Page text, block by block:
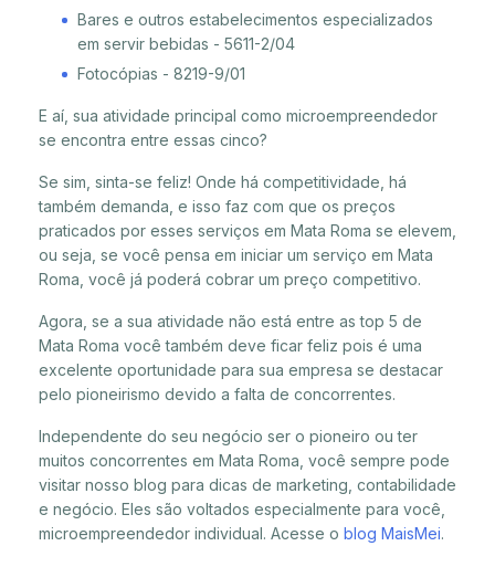
Bares e outros estabelecimentos especializados
em servir bebidas - 5611-2/04
Fotocópias - 8219-9/01
E aí, sua atividade principal como microempreendedor
se encontra entre essas cinco?
Se sim, sinta-se feliz! Onde há competitividade, há
também demanda, e isso faz com que os preços
praticados por esses serviços em Mata Roma se elevem,
ou seja, se você pensa em iniciar um serviço em Mata
Roma, você já poderá cobrar um preço competitivo.
Agora, se a sua atividade não está entre as top 5 de
Mata Roma você também deve ficar feliz pois é uma
excelente oportunidade para sua empresa se destacar
pelo pioneirismo devido a falta de concorrentes.
Independente do seu negócio ser o pioneiro ou ter
muitos concorrentes em Mata Roma, você sempre pode
visitar nosso blog para dicas de marketing, contabilidade
e negócio. Eles são voltados especialmente para você,
microempreendedor individual. Acesse o blog MaisMei.